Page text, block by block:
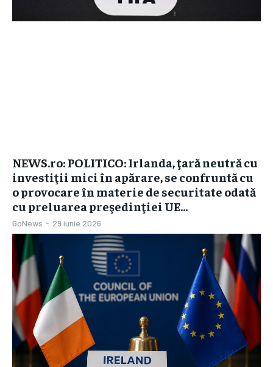
NEWS.ro: POLITICO: Irlanda, ţară neutră cu
investiţii mici în apărare, se confruntă cu
o provocare în materie de securitate odată
cu preluarea preşedinţiei UE...
GoNews - 29 iunie 2026